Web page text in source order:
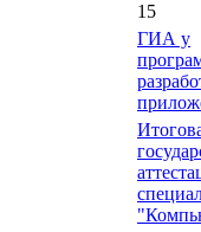
15
ГИА у